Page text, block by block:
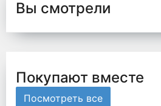
Вы смотрели
Покупают вместе
Посмотреть все